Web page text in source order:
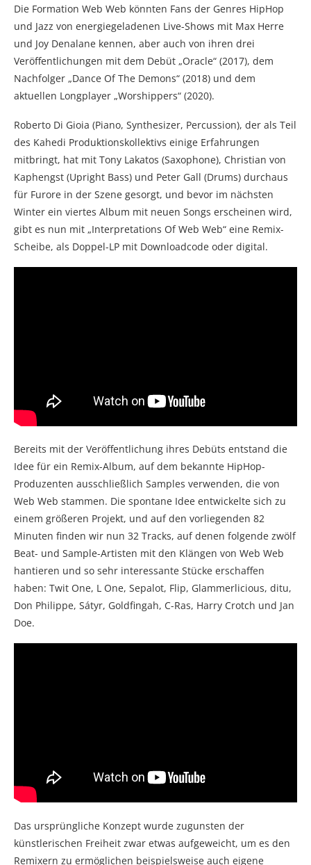
Die Formation Web Web könnten Fans der Genres HipHop
und Jazz von energiegeladenen Live-Shows mit Max Herre
und Joy Denalane kennen, aber auch von ihren drei
Veröffentlichungen mit dem Debüt „Oracle“ (2017), dem
Nachfolger „Dance Of The Demons“ (2018) und dem
aktuellen Longplayer „Worshippers“ (2020).
Roberto Di Gioia (Piano, Synthesizer, Percussion), der als Teil
des Kahedi Produktionskollektivs einige Erfahrungen
mitbringt, hat mit Tony Lakatos (Saxophone), Christian von
Kaphengst (Upright Bass) und Peter Gall (Drums) durchaus
für Furore in der Szene gesorgt, und bevor im nächsten
Winter ein viertes Album mit neuen Songs erscheinen wird,
gibt es nun mit „Interpretations Of Web Web“ eine Remix-
Scheibe, als Doppel-LP mit Downloadcode oder digital.
Bereits mit der Veröffentlichung ihres Debüts entstand die
Idee für ein Remix-Album, auf dem bekannte HipHop-
Produzenten ausschließlich Samples verwenden, die von
Web Web stammen. Die spontane Idee entwickelte sich zu
einem größeren Projekt, und auf den vorliegenden 82
Minuten finden wir nun 32 Tracks, auf denen folgende zwölf
Beat- und Sample-Artisten mit den Klängen von Web Web
hantieren und so sehr interessante Stücke erschaffen
haben: Twit One, L One, Sepalot, Flip, Glammerlicious, ditu,
Don Philippe, Sátyr, Goldfingah, C-Ras, Harry Crotch und Jan
Doe.
Das ursprüngliche Konzept wurde zugunsten der
künstlerischen Freiheit zwar etwas aufgeweicht, um es den
Remixern zu ermöglichen beispielsweise auch eigene